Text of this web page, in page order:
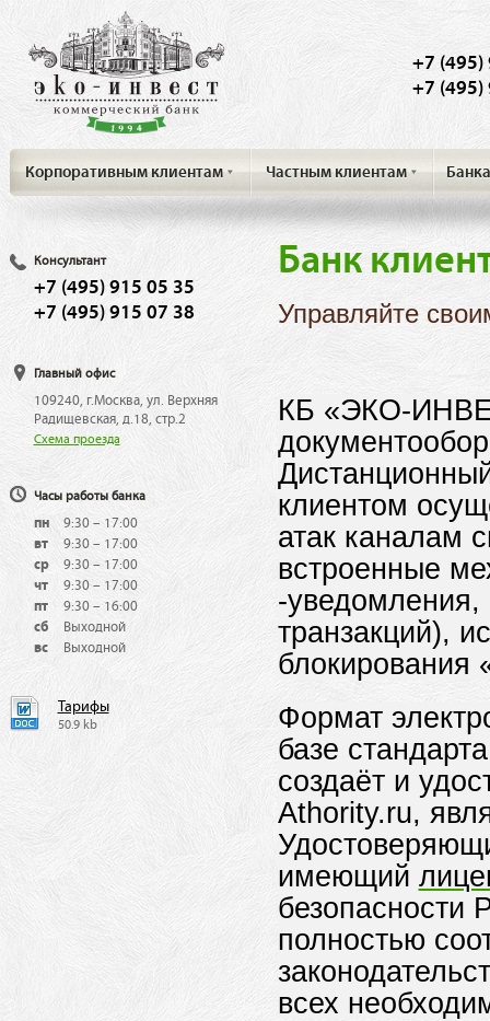
+7 (495)
+7 (495)
Корпоративным клиентам Частным клиентам
Консультант
+7 (495) 915 05 35
+7 (495) 915 07 38
Главный офис
109240, г.Москва, ул. Верхняя
Радищевская, д.18, стр.2
Схема проезда
Часы работы банка
пн
9:30 – 17:00
вт
9:30 – 17:00
ср
9:30 – 17:00
чт
9:30 – 17:00
пт
9:30 – 16:00
сб
Выходной
вс
Выходной
Тарифы
50.9 kb
Банк
Управляйте
КБ «ЭКО-
клиентом
атак каналам
встроенные
-уведомления,
транзакций),
блокирования
Формат
базе
создаёт и
Athority.ru,
имеющий
полностью
всех